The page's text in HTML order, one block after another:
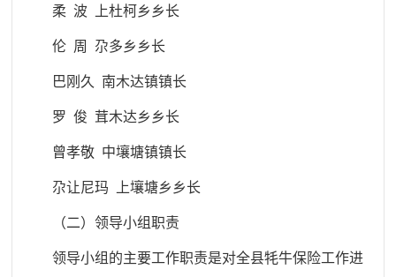
柔 波 上杜柯乡乡长
伦 周 尕多乡乡长
巴刚久 南木达镇镇长
罗 俊 茸木达乡乡长
曾孝敬 中壤塘镇镇长
尕让尼玛 上壤塘乡乡长
（二）领导小组职责
领导小组的主要工作职责是对全县牦牛保险工作进